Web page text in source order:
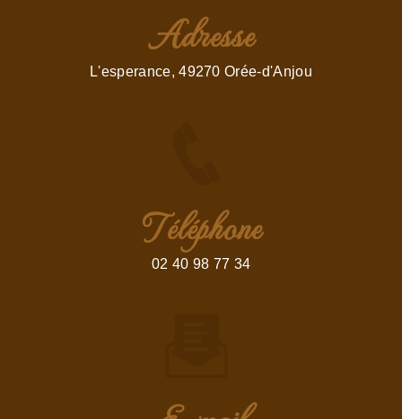
Adresse
L'esperance, 49270 Orée-d'Anjou
Téléphone
02 40 98 77 34